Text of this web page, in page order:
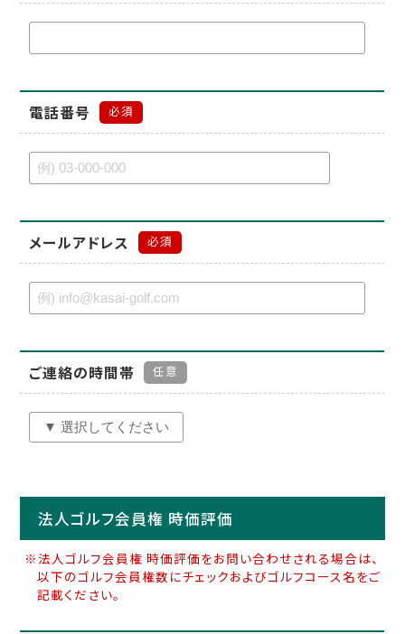
電話番号 必須
メールアドレス 必須
ご連絡の時間帯 任意
法人ゴルフ会員権 時価評価
※法人ゴルフ会員権 時価評価をお問い合わせされる場合は、
以下のゴルフ会員権数にチェックおよびゴルフコース名をご
記載ください。